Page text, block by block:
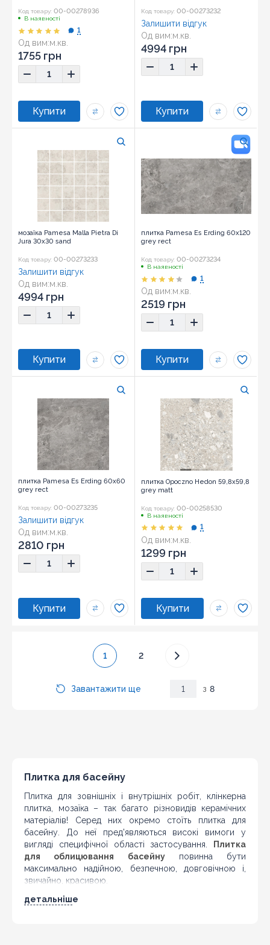
Код товару: 00-00278936
В наявності
Од вим:м.кв.
1
1755 грн
Код товару: 00-00273232
Од вим:м.кв.
Залишити відгук
4994 грн
мозаїка Pamesa Malla Pietra Di
Jura 30x30 sand
Код товару: 00-00273233
Од вим:м.кв.
Залишити відгук
4994 грн
плитка Pamesa Es Erding 60x120
grey rect
Код товару: 00-00273234
В наявності
Од вим:м.кв.
1
2519 грн
плитка Pamesa Es Erding 60x60
grey rect
Код товару: 00-00273235
Од вим:м.кв.
Залишити відгук
2810 грн
плитка Opoczno Hedon 59,8x59,8
grey matt
Код товару: 00-00258530
В наявності
Од вим:м.кв.
1
1299 грн
Завантажити ще
1 2
1 з 8
Плитка для басейну
Плитка для зовнішніх і внутрішніх робіт, клінкерна
плитка, мозаїка – так багато різновидів керамічних
матеріалів! Серед них окремо стоїть плитка для
басейну. До неї пред'являються високі вимоги у
вигляді специфічної області застосування.
Плитка
для облицювання басейнуповинна бути
максимально надійною, безпечною, довговічною і,
звичайно, красивою.
Один з найважливіших критеріїв у підборі плитки в
детальніше